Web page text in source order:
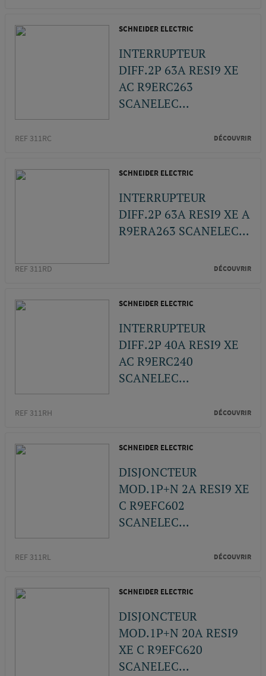
SCHNEIDER ELECTRIC
INTERRUPTEUR
DIFF.2P 63A RESI9 XE
AC R9ERC263
SCANELEC...
REF 311RC DÉCOUVRIR
SCHNEIDER ELECTRIC
INTERRUPTEUR
DIFF.2P 63A RESI9 XE A
R9ERA263 SCANELEC...
REF 311RD DÉCOUVRIR
SCHNEIDER ELECTRIC
INTERRUPTEUR
DIFF.2P 40A RESI9 XE
AC R9ERC240
SCANELEC...
REF 311RH DÉCOUVRIR
SCHNEIDER ELECTRIC
DISJONCTEUR
MOD.1P+N 2A RESI9 XE
C R9EFC602
SCANELEC...
REF 311RL DÉCOUVRIR
SCHNEIDER ELECTRIC
DISJONCTEUR
MOD.1P+N 20A RESI9
XE C R9EFC620
SCANELEC...